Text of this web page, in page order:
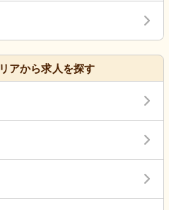
アから求人を探す